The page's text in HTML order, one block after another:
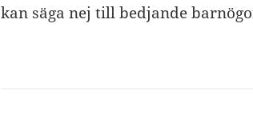
kan säga nej till bedjande